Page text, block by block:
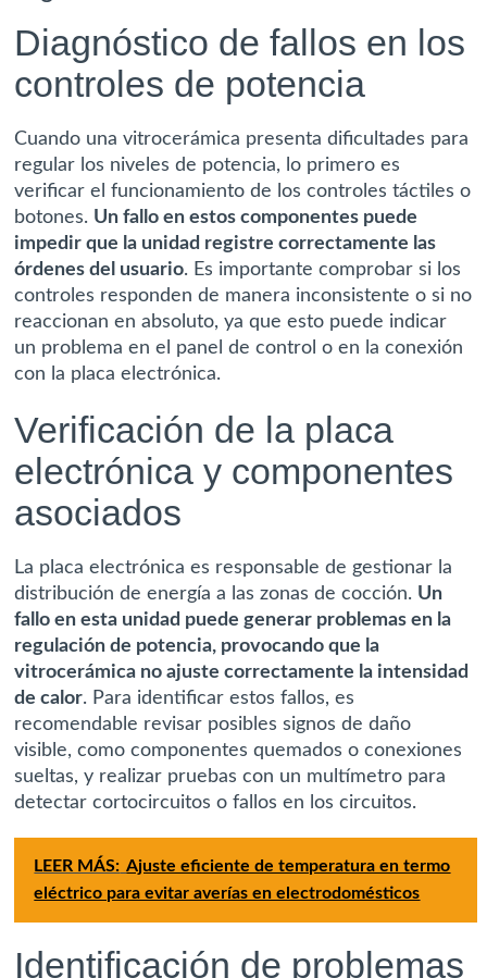
Diagnóstico de fallos en los
controles de potencia
Cuando una vitrocerámica presenta dificultades para
regular los niveles de potencia, lo primero es
verificar el funcionamiento de los controles táctiles o
botones. Un fallo en estos componentes puede
impedir que la unidad registre correctamente las
órdenes del usuario. Es importante comprobar si los
controles responden de manera inconsistente o si no
reaccionan en absoluto, ya que esto puede indicar
un problema en el panel de control o en la conexión
con la placa electrónica.
Verificación de la placa
electrónica y componentes
asociados
La placa electrónica es responsable de gestionar la
distribución de energía a las zonas de cocción. Un
fallo en esta unidad puede generar problemas en la
regulación de potencia, provocando que la
vitrocerámica no ajuste correctamente la intensidad
de calor. Para identificar estos fallos, es
recomendable revisar posibles signos de daño
visible, como componentes quemados o conexiones
sueltas, y realizar pruebas con un multímetro para
detectar cortocircuitos o fallos en los circuitos.
LEER MÁS: Ajuste eficiente de temperatura en termo
eléctrico para evitar averías en electrodomésticos
Identificación de problemas